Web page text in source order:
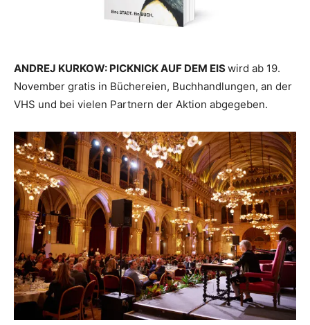
ANDREJ KURKOW: PICKNICK AUF DEM EISwird ab 19.
November gratis in Büchereien, Buchhandlungen, an der
VHS und bei vielen Partnern der Aktion abgegeben.